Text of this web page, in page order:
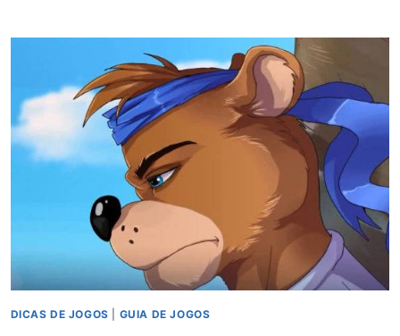
PARA
ROCKSTAR
FREDDY,
ROCKSTAR
BONNIE
E
ROCKSTAR
DICAS DE JOGOS GUIA DE JOGOS